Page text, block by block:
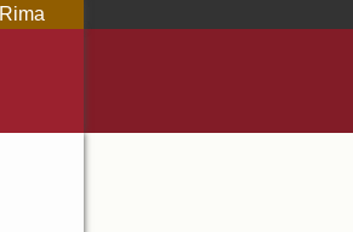
Rima